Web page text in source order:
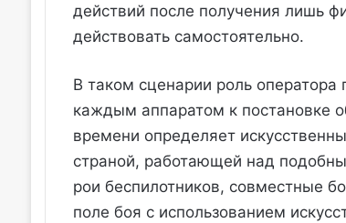
действий после получения лишь
действовать самостоятельно.
В таком сценарии роль оператора
каждым аппаратом к постановке
времени определяет
страной, работающей над
рои беспилотников, совместные
поле боя с использованием